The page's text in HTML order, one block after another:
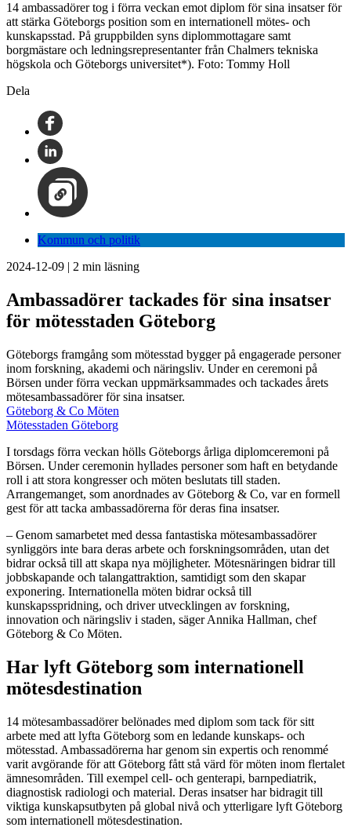
14 ambassadörer tog i förra veckan emot diplom för sina insatser för
att stärka Göteborgs position som en internationell mötes- och
kunskapsstad. På gruppbilden syns diplommottagare samt
borgmästare och ledningsrepresentanter från Chalmers tekniska
högskola och Göteborgs universitet*). Foto: Tommy Holl
Dela
Kommun och politik
2024-12-09 | 2 min läsning
Ambassadörer tackades för sina insatser
för mötesstaden Göteborg
Göteborgs framgång som mötesstad bygger på engagerade personer
inom forskning, akademi och näringsliv. Under en ceremoni på
Börsen under förra veckan uppmärksammades och tackades årets
mötesambassadörer för sina insatser.
Göteborg & Co Möten
Mötesstaden Göteborg
I torsdags förra veckan hölls Göteborgs årliga diplomceremoni på
Börsen. Under ceremonin hyllades personer som haft en betydande
roll i att stora kongresser och möten beslutats till staden.
Arrangemanget, som anordnades av Göteborg & Co, var en formell
gest för att tacka ambassadörerna för deras fina insatser.
– Genom samarbetet med dessa fantastiska mötesambassadörer
synliggörs inte bara deras arbete och forskningsområden, utan det
bidrar också till att skapa nya möjligheter. Mötesnäringen bidrar till
jobbskapande och talangattraktion, samtidigt som den skapar
exponering. Internationella möten bidrar också till
kunskapsspridning, och driver utvecklingen av forskning,
innovation och näringsliv i staden, säger Annika Hallman, chef
Göteborg & Co Möten.
Har lyft Göteborg som internationell
mötesdestination
14 mötesambassadörer belönades med diplom som tack för sitt
arbete med att lyfta Göteborg som en ledande kunskaps- och
mötesstad. Ambassadörerna har genom sin expertis och renommé
varit avgörande för att Göteborg fått stå värd för möten inom flertalet
ämnesområden. Till exempel cell- och genterapi, barnpediatrik,
diagnostisk radiologi och material. Deras insatser har bidragit till
viktiga kunskapsutbyten på global nivå och ytterligare lyft Göteborg
som internationell mötesdestination.